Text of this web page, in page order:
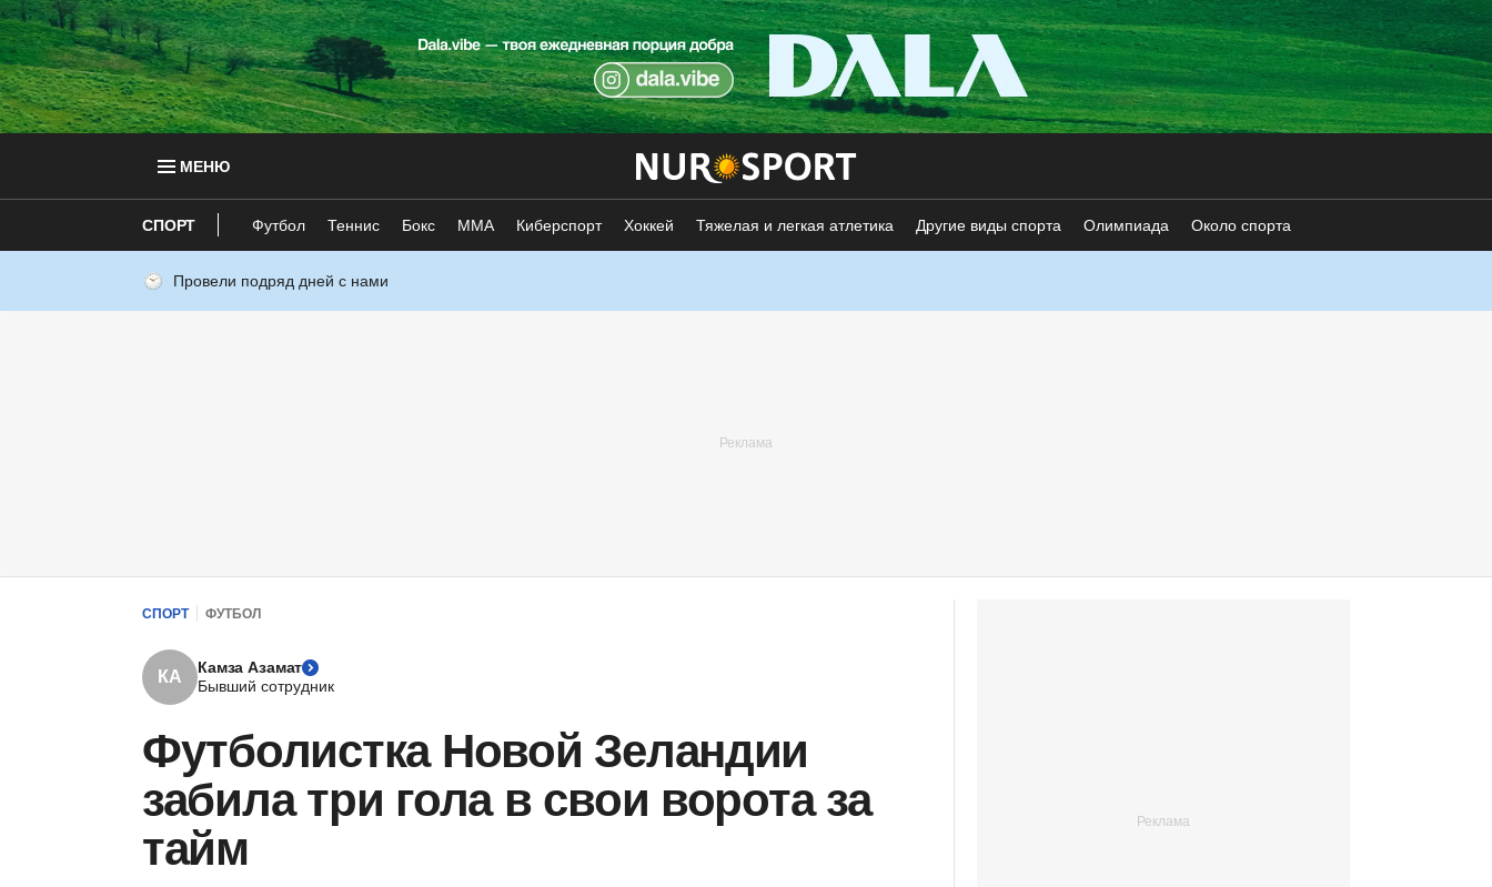
МЕНЮ
СПОРТ Футбол Теннис Бокс ММА Киберспорт Хоккей Тяжелая и легкая атлетика Другие виды спорта Олимпиада Около спорта
Провели подряд дней с нами
СПОРТ ФУТБОЛ
КА
Камза Азамат
Бывший сотрудник
Футболистка Новой Зеландии
забила три гола в свои ворота за
тайм